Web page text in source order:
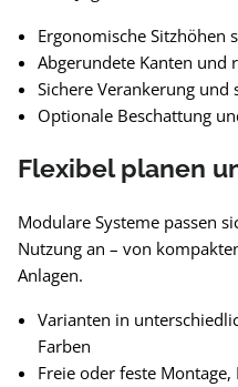
Ergonomische Sitzhöhen
Abgerundete Kanten und
Sichere Verankerung
Optionale Beschattung
Flexibel planen
Modulare Systeme passen
Nutzung an – von
Anlagen.
Varianten in
Farben
Freie oder feste